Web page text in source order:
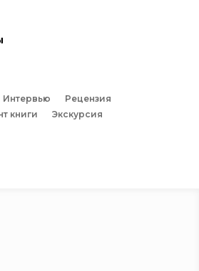
Интервью
Рецензия
книги Экскурсия